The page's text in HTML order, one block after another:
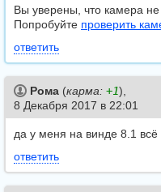
Вы уверены, что камера
Попробуйте проверить
ответить
Рома (карма: +1),
8 Декабря 2017 в 22:01
да у меня на винде 8.1
ответить